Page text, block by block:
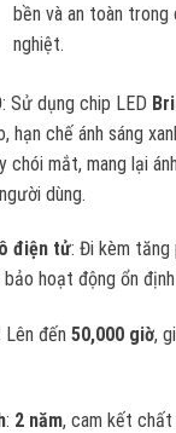
bền và an toàn
nghiệt.
: Sử dụng chip LED
hạn chế ánh sáng
chói mắt, mang lại
dùng.
điện tử: Đi kèm
bảo hoạt động ổn
Lên đến 50,000 giờ,
: 2 năm, cam kết chất